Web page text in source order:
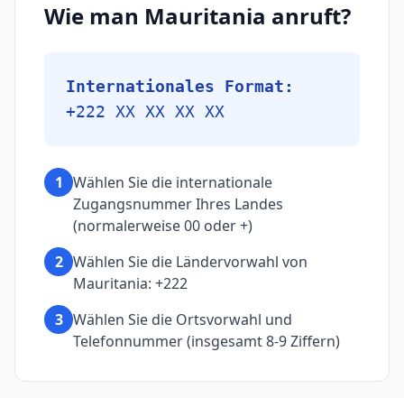
Wie man Mauritania anruft?
Internationales Format:
+222 XX XX XX XX
1 Wählen Sie die internationale
Zugangsnummer Ihres Landes
(normalerweise 00 oder +)
2 Wählen Sie die Ländervorwahl von
Mauritania: +222
3 Wählen Sie die Ortsvorwahl und
Telefonnummer (insgesamt 8-9 Ziffern)